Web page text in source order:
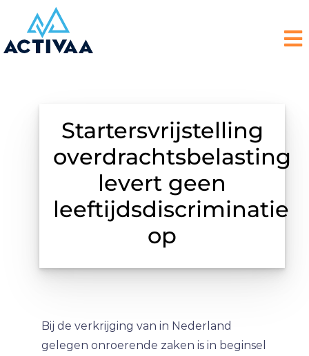
Startersvrijstelling
overdrachtsbelasting
levert geen
leeftijdsdiscriminatie
op
Bij de verkrijging van in Nederland
gelegen onroerende zaken is in beginsel